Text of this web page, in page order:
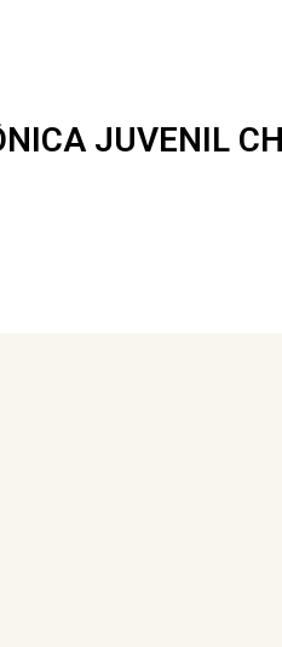
JUVENIL